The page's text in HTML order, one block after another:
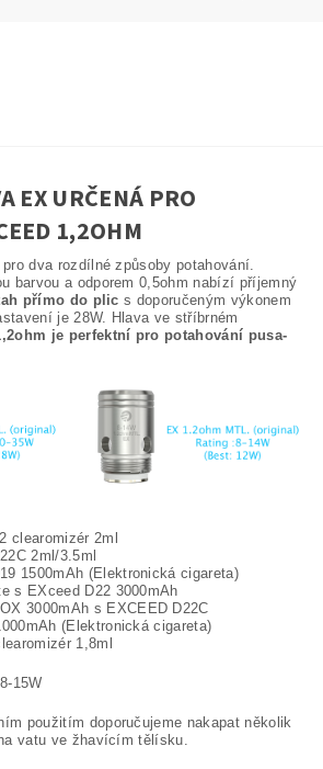
EX URČENÁ PRO
1,2OHM
dva rozdílné způsoby potahování.
barvou a odporem 0,5ohm nabízí příjemný
přímo do plic s doporučeným výkonem
je 28W. Hlava ve stříbrném
je perfektní pro potahování pusa-
clearomizér 2ml
2ml/3.5ml
1500mAh (Elektronická cigareta)
s EXceed D22 3000mAh
3000mAh s EXCEED D22C
(Elektronická cigareta)
1,8ml
8-15W
použitím doporučujeme nakapat několik
vatu ve žhavícím tělísku.